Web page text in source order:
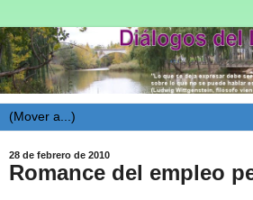
28 de febrero de 2010
Romance del empleo